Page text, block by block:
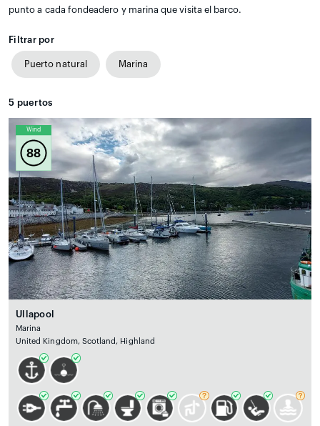
punto a cada fondeadero y marina que visita el barco.
Filtrar por
Puerto natural Marina
5 puertos
Wind
88
Ullapool
Marina
United Kingdom, Scotland, Highland